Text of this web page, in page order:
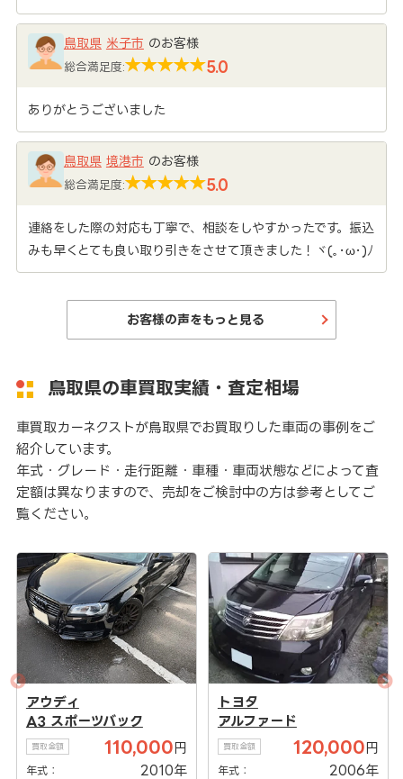
鳥取県 米子市 のお客様
総合満足度: 5.0
ありがとうございました
鳥取県 境港市 のお客様
総合満足度: 5.0
連絡をした際の対応も丁寧で、相談をしやすかったです。振込
みも早くとても良い取り引きをさせて頂きました！ヾ(｡･ω･)ﾉ
お客様の声をもっと見る
鳥取県の車買取実績・査定相場
車買取カーネクストが鳥取県でお買取りした車両の事例をご
紹介しています。
年式・グレード・走行距離・車種・車両状態などによって査
定額は異なりますので、売却をご検討中の方は参考としてご
覧ください。
アウディ
A3 スポーツバック
買取金額 110,000 円
年式： 2010年
トヨタ
アルファード
買取金額 120,000 円
年式： 2006年